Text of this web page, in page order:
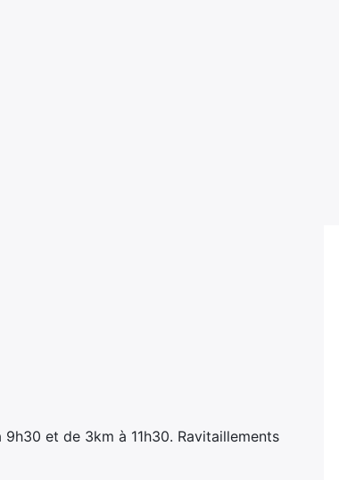
et de 3km à 11h30. Ravitaillements